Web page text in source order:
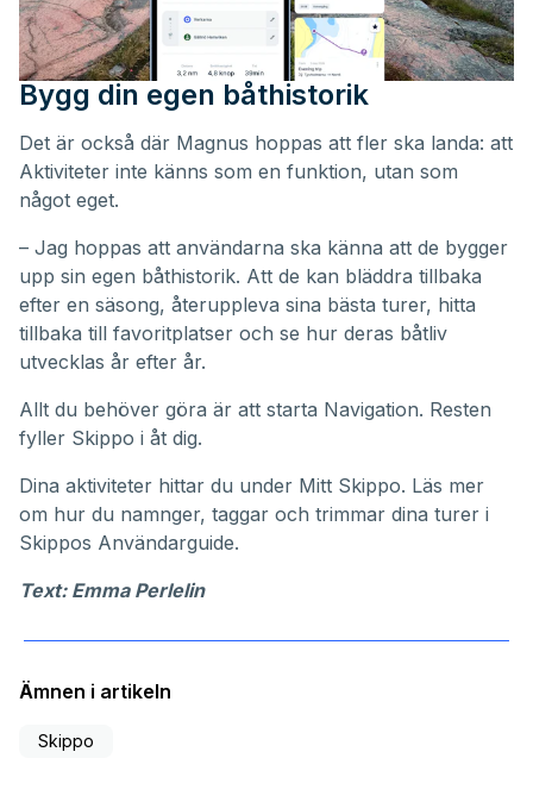
Bygg din egen båthistorik
Det är också där Magnus hoppas att fler ska landa: att
Aktiviteter inte känns som en funktion, utan som
något eget.
– Jag hoppas att användarna ska känna att de bygger
upp sin egen båthistorik. Att de kan bläddra tillbaka
efter en säsong, återuppleva sina bästa turer, hitta
tillbaka till favoritplatser och se hur deras båtliv
utvecklas år efter år.
Allt du behöver göra är att starta Navigation. Resten
fyller Skippo i åt dig.
Dina aktiviteter hittar du under Mitt Skippo. Läs mer
om hur du namnger, taggar och trimmar dina turer i
Skippos Användarguide.
Text: Emma Perlelin
Ämnen i artikeln
Skippo